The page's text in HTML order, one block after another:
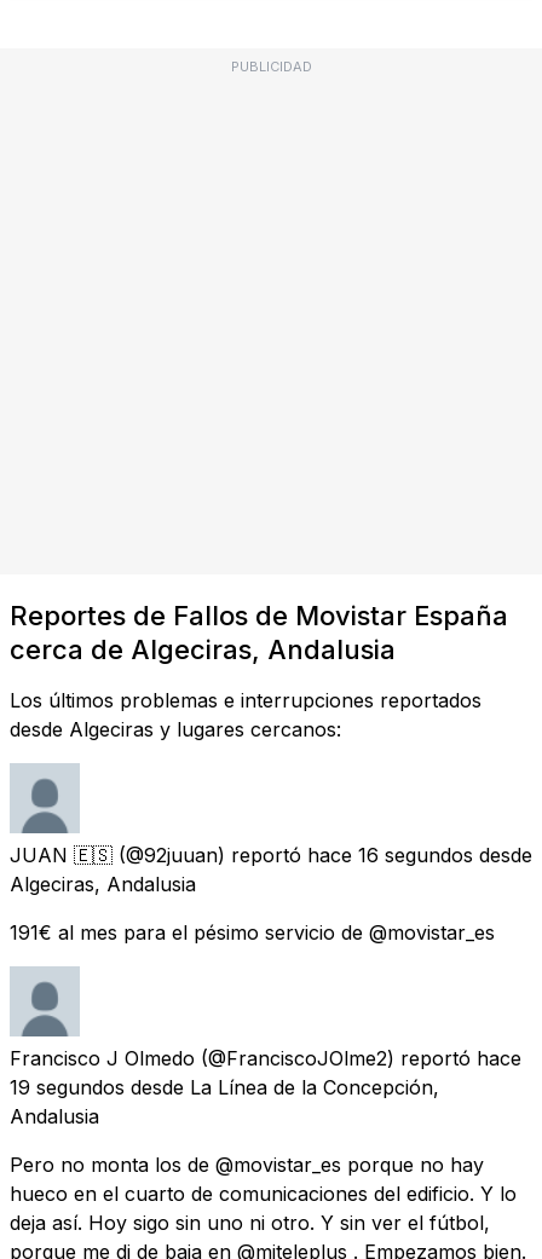
PUBLICIDAD
Reportes de Fallos de Movistar España
cerca de Algeciras, Andalusia
Los últimos problemas e interrupciones reportados
desde Algeciras y lugares cercanos:
JUAN 🇪🇸 (@92juuan) reportó hace 16 segundos desde
Algeciras, Andalusia
191€ al mes para el pésimo servicio de @movistar_es
Francisco J Olmedo (@FranciscoJOlme2) reportó hace
19 segundos desde La Línea de la Concepción,
Andalusia
Pero no monta los de @movistar_es porque no hay
hueco en el cuarto de comunicaciones del edificio. Y lo
deja así. Hoy sigo sin uno ni otro. Y sin ver el fútbol,
porque me di de baja en @miteleplus . Empezamos bien.